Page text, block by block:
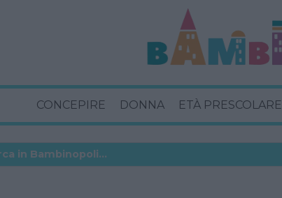
CONCEPIRE DONNA ETÀ PRESCOLARE